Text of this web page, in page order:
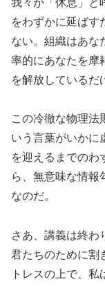
をわずかに延ばす
ない。組織はあな
率的にあなたを摩
を解放しているだ
この冷徹な物理法
いう言葉がいかに
を迎えるまでのわ
ら、無意味な情報
なのだ。
さあ、講義は終わ
君たちのために割
トレスの上で、